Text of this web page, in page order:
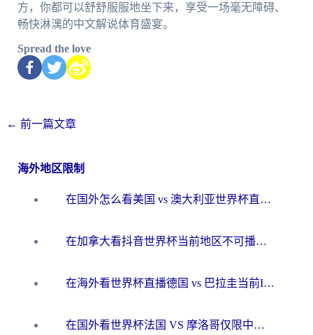
方，你都可以舒舒服服地坐下来，享受一场毫无障碍、
畅快淋漓的中文解说体育盛宴。
Spread the love
← 前一篇文章
海外地区限制
在国外怎么看美国 vs 澳大利亚世界杯直播？海外党必藏的中文解说观赛指南
在加拿大看抖音世界杯当前地区不可播放？海外党体育观赛终极指南
在海外看世界杯直播德国 vs 巴拉圭当前IP受限制？这篇指南帮你轻松解决地区限制
在国外看世界杯法国 VS 摩洛哥仅限中国大陆？别让地域限制拦下你的欢呼